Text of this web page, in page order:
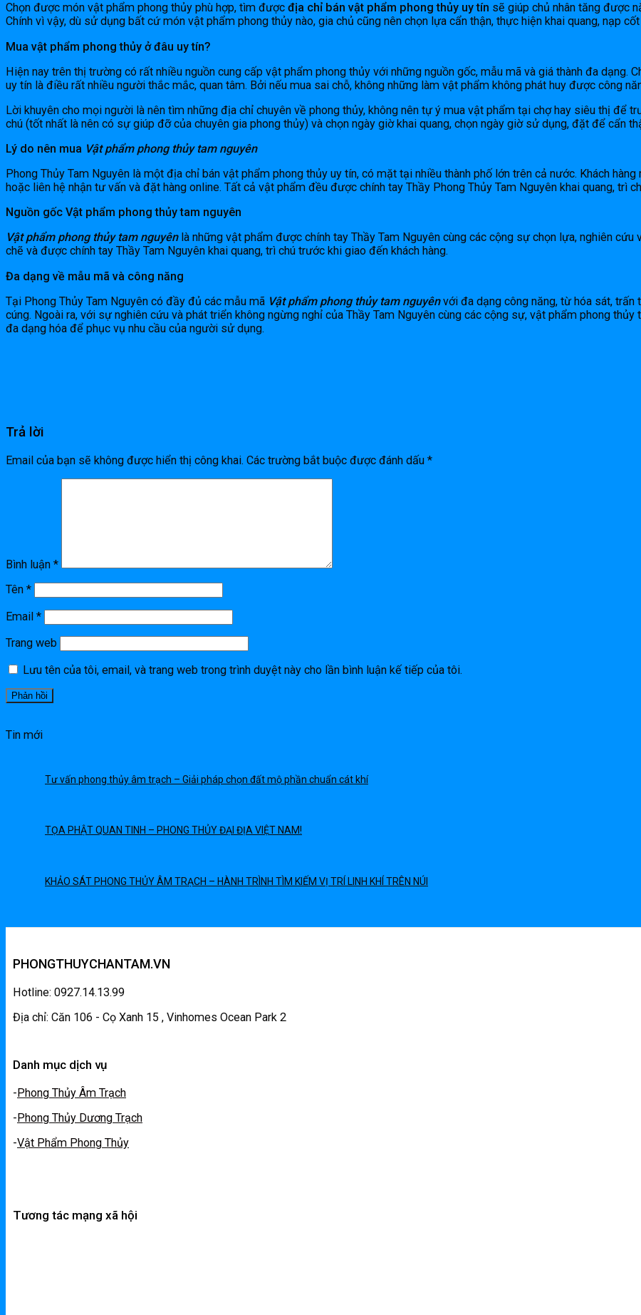
Chọn được món vật phẩm phong thủy phù hợp, tìm được địa chỉ bán vật phẩm phong thủy uy tín sẽ giúp chủ nhân tăng được
Chính vì vậy, dù sử dụng bất cứ món vật phẩm phong thủy nào, gia chủ cũng nên chọn lựa cẩn thận, thực hiện khai quang, nạp
Mua vật phẩm phong thủy ở đâu uy tín?
Hiện nay trên thị trường có rất nhiều nguồn cung cấp vật phẩm phong thủy với những nguồn gốc, mẫu mã và giá thành đa
uy tín là điều rất nhiều người thắc mắc, quan tâm. Bởi nếu mua sai chỗ, không những làm vật phẩm không phát huy được công
Lời khuyên cho mọi người là nên tìm những địa chỉ chuyên về phong thủy, không nên tự ý mua vật phẩm tại chợ hay siêu thị để
chú (tốt nhất là nên có sự giúp đỡ của chuyên gia phong thủy) và chọn ngày giờ khai quang, chọn ngày giờ sử dụng, đặt để cẩn
Lý do nên mua Vật phẩm phong thủy tam nguyên
Phong Thủy Tam Nguyên là một địa chỉ bán vật phẩm phong thủy uy tín, có mặt tại nhiều thành phố lớn trên cả nước. Khách
hoặc liên hệ nhận tư vấn và đặt hàng online. Tất cả vật phẩm đều được chính tay Thầy Phong Thủy Tam Nguyên khai quang, trì
Nguồn gốc Vật phẩm phong thủy tam nguyên
Vật phẩm phong thủy tam nguyênlà những vật phẩm được chính tay Thầy Tam Nguyên cùng các cộng sự chọn lựa, nghiên
chẽ và được chính tay Thầy Tam Nguyên khai quang, trì chú trước khi giao đến khách hàng.
Đa dạng về mẫu mã và công năng
Tại Phong Thủy Tam Nguyên có đầy đủ các mẫu mã Vật phẩm phong thủy tam nguyênvới đa dạng công năng, từ hóa sát, trấn
cúng. Ngoài ra, với sự nghiên cứu và phát triển không ngừng nghỉ của Thầy Tam Nguyên cùng các cộng sự, vật phẩm phong
đa dạng hóa để phục vụ nhu cầu của người sử dụng.
Trả lời
Email của bạn sẽ không được hiển thị công khai. Các trường bắt buộc được đánh dấu *
Bình luận *
Tên *
Email *
Trang web
Lưu tên của tôi, email, và trang web trong trình duyệt này cho lần bình luận kế tiếp của tôi.
Tin mới
Tư vấn phong thủy âm trạch – Giải pháp chọn đất mộ phần chuẩn cát khí
TỌA PHẬT QUAN TINH – PHONG THỦY ĐẠI ĐỊA VIỆT NAM!
KHẢO SÁT PHONG THỦY ÂM TRẠCH – HÀNH TRÌNH TÌM KIẾM VỊ TRÍ LINH KHÍ TRÊN NÚI
PHONGTHUYCHANTAM.VN
Hotline: 0927.14.13.99
Địa chỉ: Căn 106 - Cọ Xanh 15 , Vinhomes Ocean Park 2
Danh mục dịch vụ
-Phong Thủy Âm Trạch
-Phong Thủy Dương Trạch
-Vật Phẩm Phong Thủy
Tương tác mạng xã hội